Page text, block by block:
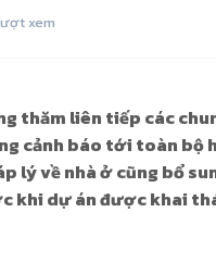
xem
thăm liên tiếp các
cảnh báo tới toàn bộ
lý về nhà ở cũng bổ
khi dự án được khai